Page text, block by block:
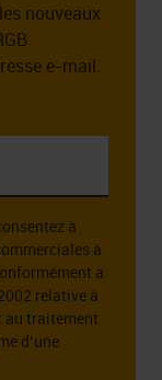
nouveaux
e-mail.
à
à
à
relative à
au traitement
d’une